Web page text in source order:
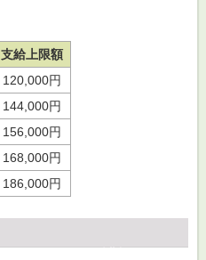
支給上限額
120,000円
144,000円
156,000円
168,000円
186,000円